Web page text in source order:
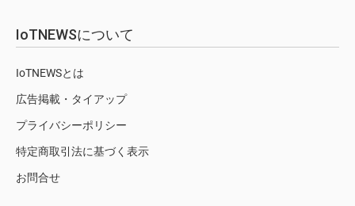
IoTNEWSについて
IoTNEWSとは
広告掲載・タイアップ
プライバシーポリシー
特定商取引法に基づく表示
お問合せ